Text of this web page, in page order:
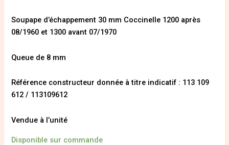
Soupape d’échappement 30 mm Coccinelle 1200 après
08/1960 et 1300 avant 07/1970
Queue de 8 mm
Référence constructeur donnée à titre indicatif : 113 109
612 / 113109612
Vendue à l’unité
Disponible sur commande